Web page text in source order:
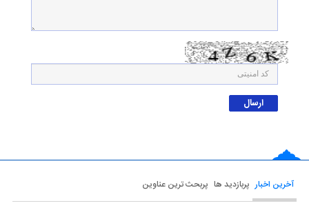
آخرین اخبار پربازدید ها پربحث ترین عناوین